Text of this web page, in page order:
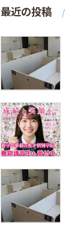
最近の投稿